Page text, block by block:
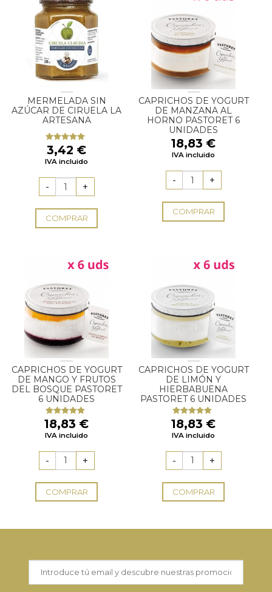
MERMELADA SIN
AZÚCAR DE CIRUELA LA
ARTESANA
Valorado
con
5.00
de
5
3,42 €
IVA incluido
COMPRAR
CAPRICHOS DE YOGURT
DE MANZANA AL
HORNO PASTORET 6
UNIDADES
18,83 €
IVA incluido
COMPRAR
CAPRICHOS DE YOGURT
DE MANGO Y FRUTOS
DEL BOSQUE PASTORET
6 UNIDADES
Valorado
con5.00 de
5
18,83 €
IVA incluido
COMPRAR
CAPRICHOS DE YOGURT
DE LIMÓN Y
HIERBABUENA
PASTORET 6 UNIDADES
Valorado
con5.00 de
5
18,83 €
IVA incluido
COMPRAR